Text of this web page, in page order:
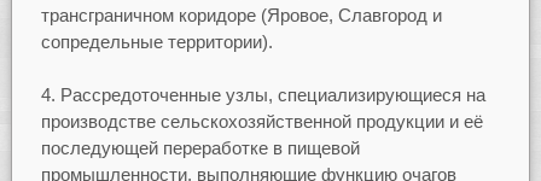
трансграничном коридоре (Яровое, Славгород и
сопредельные территории).
4. Рассредоточенные узлы, специализирующиеся на
производстве сельскохозяйственной продукции и её
последующей переработке в пищевой
промышленности, выполняющие функцию очагов